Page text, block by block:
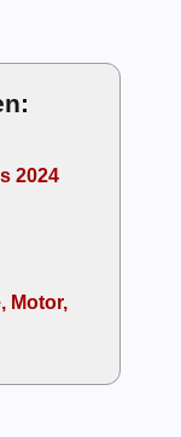
2024
Motor,